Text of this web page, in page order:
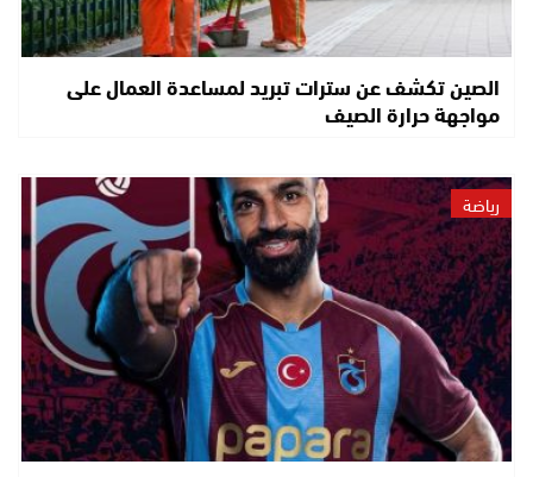
الصين تكشف عن سترات تبريد لمساعدة العمال على
مواجهة حرارة الصيف
رياضة